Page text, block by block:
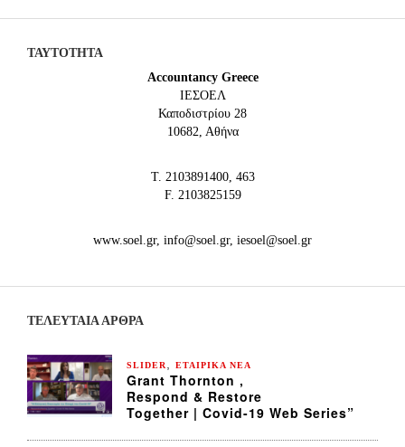
ΤΑΥΤΟΤΗΤΑ
Accountancy Greece
IEΣΟΕΛ
Καποδιστρίου 28
10682, Αθήνα
Τ. 2103891400, 463
F. 2103825159
www.soel.gr, info@soel.gr, iesoel@soel.gr
ΤΕΛΕΥΤΑΙΑ ΆΡΘΡΑ
SLIDER ΕΤΑΙΡΙΚΑ ΝΕΑ
Grant Thornton ,
Respond & Restore
Together | Covid-19 Web Series”